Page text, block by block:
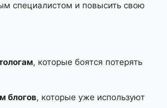
специалистом и повысить свою
, которые боятся потерять
блогов, которые уже используют